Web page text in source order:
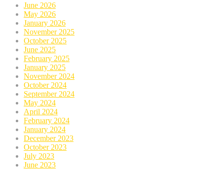
June 2026
May 2026
January 2026
November 2025
October 2025
June 2025
February 2025
January 2025
November 2024
October 2024
September 2024
May 2024
April 2024
February 2024
January 2024
December 2023
October 2023
July 2023
June 2023